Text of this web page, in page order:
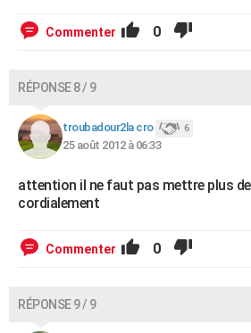
Commenter 0
RÉPONSE 8 / 9
troubadour2la cro 6
25 août 2012 à 06:33
attention il ne faut pas mettre plus
cordialement
Commenter 0
RÉPONSE 9 / 9